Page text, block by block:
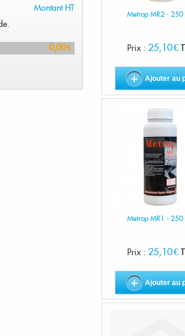
Metrop MR2 -
Prix : 25,10 €
Ajouter au
Metrop MR1 -
Prix : 25,10 €
Ajouter au
Montant HT
0,00 €